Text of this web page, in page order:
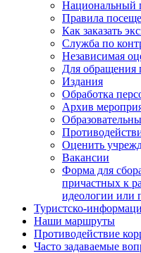
Национальный
Правила
Как заказать
Служба по
Независимая
Для обращения
Издания
Обработка
Архив
Оценить
Вакансии
Форма для
причастных к
идеологии или
Туристско-
Наши маршруты
Противодействие
Часто задаваемые